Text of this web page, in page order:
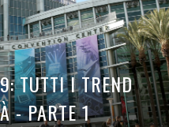
TUTTI I TREND
- PARTE 1